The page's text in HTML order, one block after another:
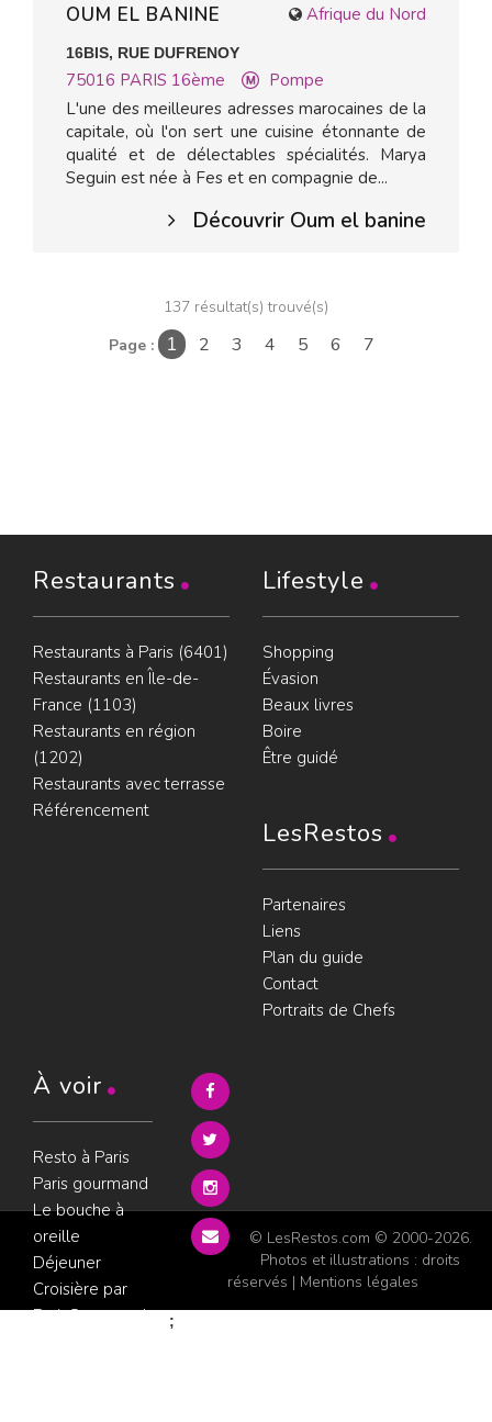
Afrique du Nord
OUM EL BANINE
16BIS, RUE DUFRENOY
75016 PARIS 16ème
Pompe
L'une des meilleures adresses marocaines de la
capitale, où l'on sert une cuisine étonnante de
qualité et de délectables spécialités. Marya
Seguin est née à Fes et en compagnie de...
Découvrir Oum el banine
137 résultat(s) trouvé(s)
Page :
1 2 3 4 5 6 7
Restaurants
Restaurants à Paris (6401)
Restaurants en Île-de-
France (1103)
Restaurants en région
(1202)
Restaurants avec terrasse
Référencement
Lifestyle
Shopping
Évasion
Beaux livres
Boire
Être guidé
LesRestos
Partenaires
Liens
Plan du guide
Contact
Portraits de Chefs
À voir
Resto à Paris
Paris gourmand
Le bouche à
oreille
Déjeuner
Croisière par
ParisGourmand
© LesRestos.com © 2000-2026.
Photos et illustrations : droits
réservés | Mentions légales
;